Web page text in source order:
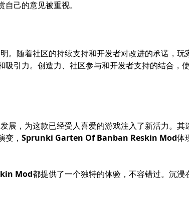
增强了视觉吸引力，还为玩家探索创造了更具吸
新乐趣。该模组还优化了现有机制，使游戏玩法更
能的技巧。这种社区参与证明了该模组的成功，